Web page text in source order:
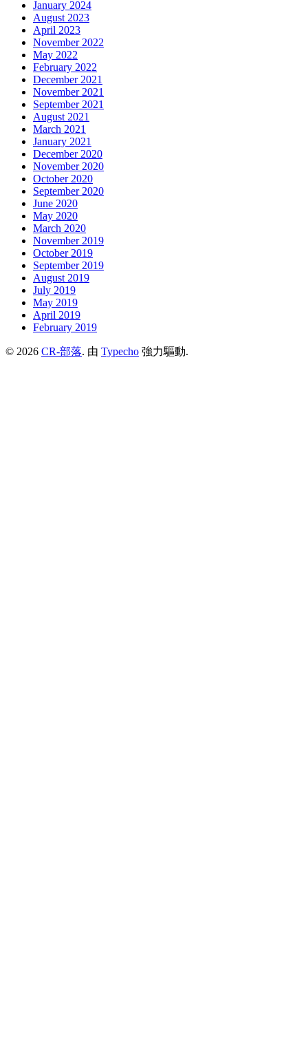
January 2024
August 2023
April 2023
November 2022
May 2022
February 2022
December 2021
November 2021
September 2021
August 2021
March 2021
January 2021
December 2020
November 2020
October 2020
September 2020
June 2020
May 2020
March 2020
November 2019
October 2019
September 2019
August 2019
July 2019
May 2019
April 2019
February 2019
© 2026 CR-部落. 由 Typecho 強力驅動.